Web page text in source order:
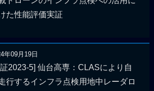
た性能評価実証
年09月19日
2023-5] 仙台高専：CLASにより自
行するインフラ点検用地中レーダロ